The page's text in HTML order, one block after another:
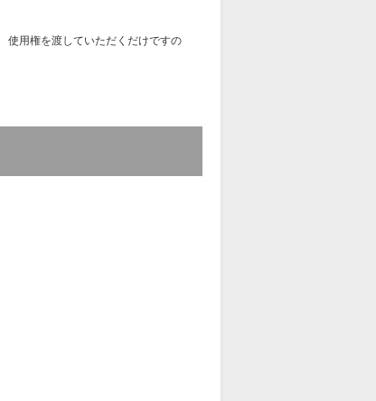
使用権を渡していただくだけですの